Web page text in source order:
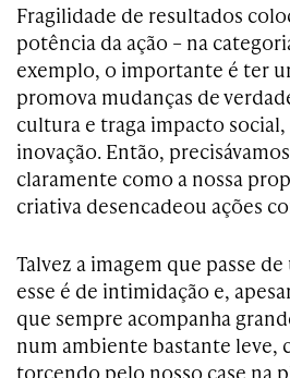
Fragilidade de resultados
potência da ação – na
exemplo, o importante é ter
promova mudanças de
cultura e traga impacto
inovação. Então,
claramente como a nossa
criativa desencadeou ações
Talvez a imagem que passe
esse é de intimidação e,
que sempre acompanha
num ambiente bastante leve,
torcendo pelo nosso case na